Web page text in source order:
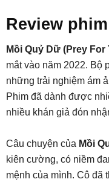
Review
Mồi Quỷ Dữ (Prey For
mắt vào năm 2022. Bộ
những trải nghiệm ám
Phim đã dành được
nhiều khán giả đón
Câu chuyện của Mồi
kiên cường, có niềm
mệnh của mình. Cô đã